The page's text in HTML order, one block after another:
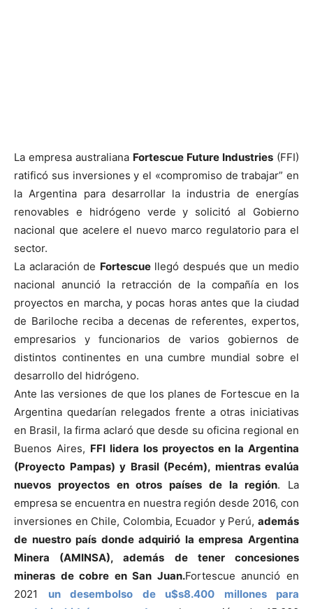
La empresa australiana Fortescue Future Industries (FFI)
ratificó sus inversiones y el «compromiso de trabajar” en
la Argentina para desarrollar la industria de energías
renovables e hidrógeno verde y solicitó al Gobierno
nacional que acelere el nuevo marco regulatorio para el
sector.
La aclaración de Fortescuellegó después que un medio
nacional anunció la retracción de la compañía en los
proyectos en marcha, y pocas horas antes que la ciudad
de Bariloche reciba a decenas de referentes, expertos,
empresarios y funcionarios de varios gobiernos de
distintos continentes en una cumbre mundial sobre el
desarrollo del hidrógeno.
Ante las versiones de que los planes de Fortescue en la
Argentina quedarían relegados frente a otras iniciativas
en Brasil, la firma aclaró que desde su oficina regional en
Buenos Aires, FFI lidera los proyectos en la Argentina
(Proyecto Pampas) y Brasil (Pecém), mientras evalúa
nuevos proyectos en otros países de la región. La
empresa se encuentra en nuestra región desde 2016, con
inversiones en Chile, Colombia, Ecuador y Perú, además
de nuestro país donde adquirió la empresa Argentina
Minera (AMINSA), además de tener concesiones
mineras de cobre en San Juan.Fortescue anunció en
2021 un desembolso de u$s8.400 millones para